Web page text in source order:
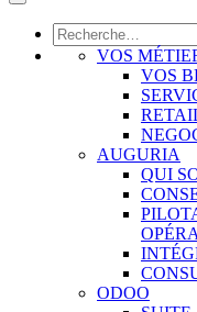
VOS
VOS
AUGURIA
QUI
ODOO